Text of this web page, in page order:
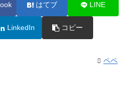
はてブ LINE
LinkedIn コピー
ペペ